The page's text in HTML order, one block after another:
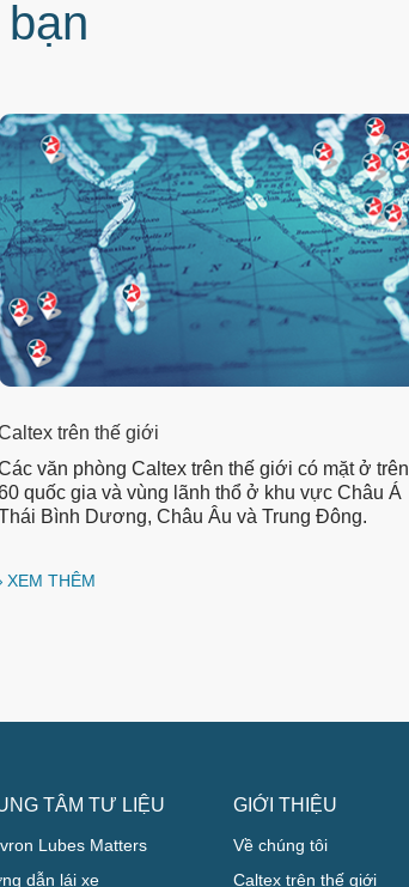
trên thế giới
văn phòng Caltex trên thế giới có mặt ở trên
quốc gia và vùng lãnh thổ ở khu vực Châu Á
Bình Dương, Châu Âu và Trung Đông.
XEM THÊM
TÂM TƯ LIỆU
Lubes Matters
dẫn lái xe
GIỚI THIỆU
Về chúng tôi
Caltex trên thế giới